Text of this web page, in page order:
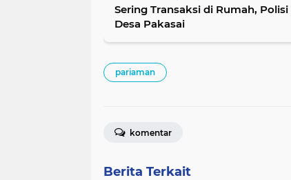
Sering Transaksi di Rumah,
Desa Pakasai
pariaman
komentar
Berita Terkait